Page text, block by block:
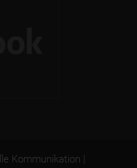
Kommunikation |